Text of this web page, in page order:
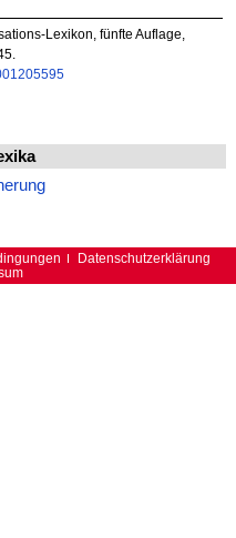
Lexikon, fünfte Auflage,
Datenschutzerklärung